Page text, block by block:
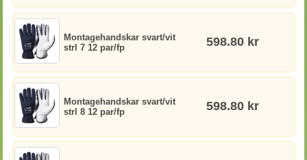
Montagehandskar svart/vit
strl 7 12 par/fp
598.80 kr
Montagehandskar svart/vit
strl 8 12 par/fp
598.80 kr